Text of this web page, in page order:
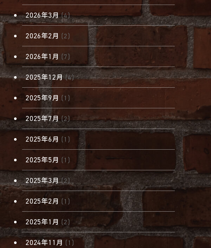
2026年3月(4)
2026年2月 (2)
2026年1月 (7)
2025年12月(4)
2025年9月 (1)
2025年7月 (2)
2025年6月 (1)
2025年5月 (1)
2025年3月(2)
2025年2月 (1)
2025年1月 (2)
2024年11月 (1)